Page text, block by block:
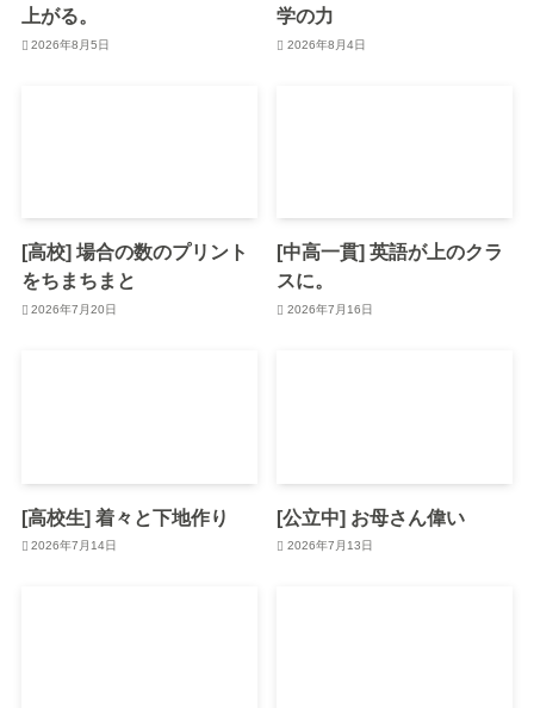
上がる。
2026年8月5日
学の力
2026年8月4日
[高校] 場合の数のプリント
をちまちまと
2026年7月20日
[中高一貫] 英語が上のクラ
スに。
2026年7月16日
[高校生] 着々と下地作り
2026年7月14日
[公立中] お母さん偉い
2026年7月13日